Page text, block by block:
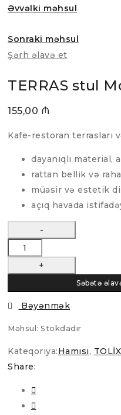
Əvvəlki məhsul
Sonraki məhsul
Şərh əlavə et
TERRAS stul
155,00 ₼
Kafe-restoran terrasları
dayanıqlı material,
rattan bellik və
müasir və estetik
açıq havada
TERRAS
stul
Model
"TOKIO"
B3
quantity
Səbətə
Bəyənmək
Məhsul: Stokdadır
Kateqoriya:Hamısı,
Share: